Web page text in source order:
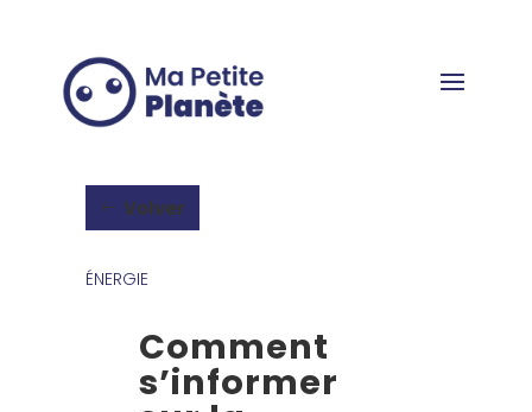
Volver
ÉNERGIE
Comment
s’informer